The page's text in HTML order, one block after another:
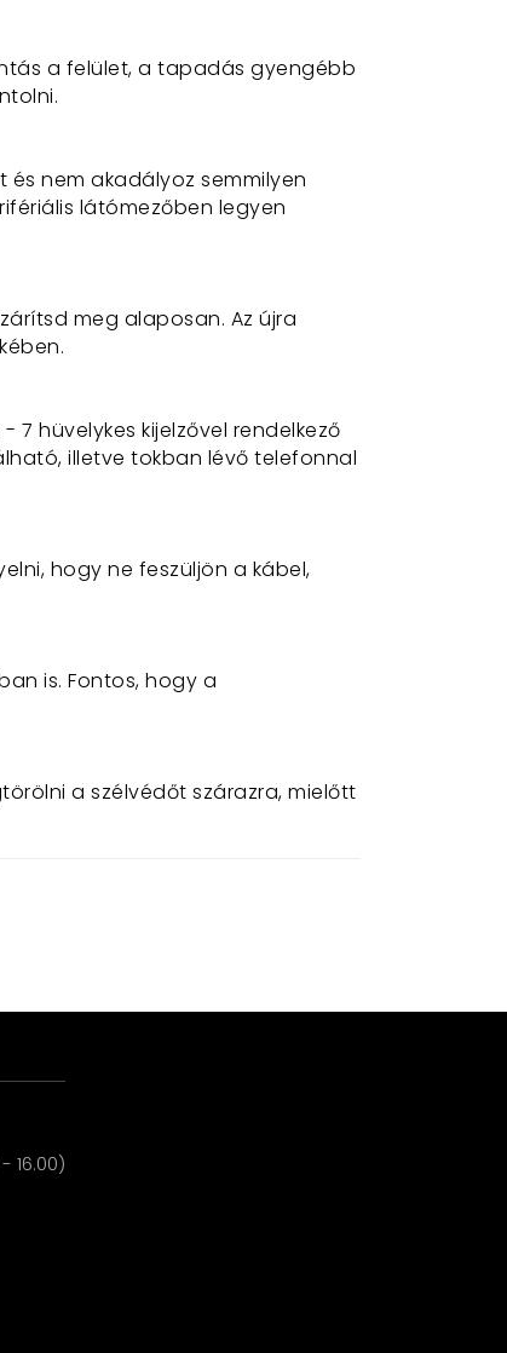
a felület, a tapadás gyengébb
.
nem akadályoz semmilyen
látómezőben legyen
meg alaposan. Az újra
.
hüvelykes kijelzővel rendelkező
illetve tokban lévő telefonnal
hogy ne feszüljön a kábel,
is. Fontos, hogy a
a szélvédőt szárazra, mielőtt
16.00)